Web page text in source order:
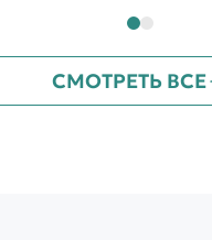
СМОТРЕТЬ ВСЕ